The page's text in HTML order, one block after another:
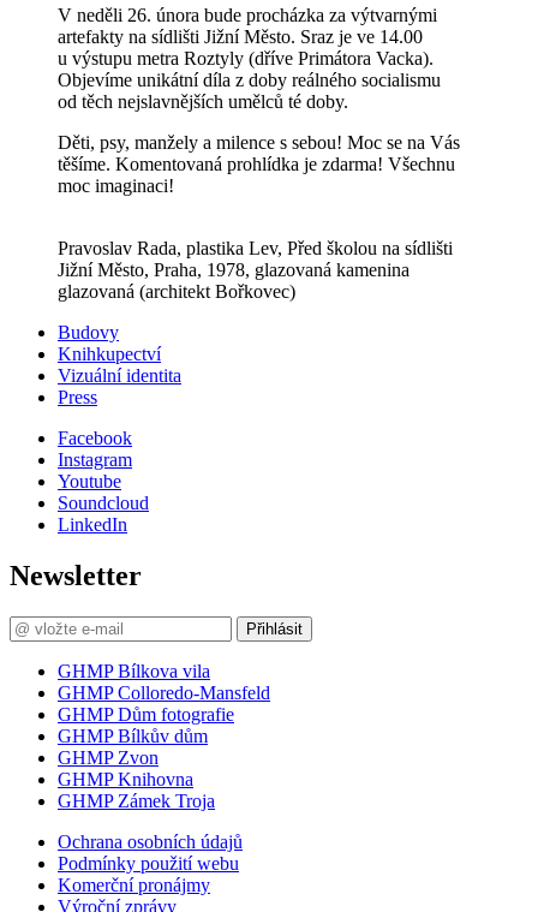
V neděli 26. února bude procházka za výtvarnými
artefakty na sídlišti Jižní Město. Sraz je ve 14.00
u výstupu metra Roztyly (dříve Primátora Vacka).
Objevíme unikátní díla z doby reálného socialismu
od těch nejslavnějších umělců té doby.
Děti, psy, manžely a milence s sebou! Moc se na Vás
těšíme. Komentovaná prohlídka je zdarma! Všechnu
moc imaginaci!
Pravoslav Rada, plastika Lev, Před školou na sídlišti
Jižní Město, Praha, 1978, glazovaná kamenina
glazovaná (architekt Bořkovec)
Budovy
Knihkupectví
Vizuální identita
Press
Facebook
Instagram
Youtube
Soundcloud
LinkedIn
Newsletter
Přihlásit
GHMP Bílkova vila
GHMP Colloredo-Mansfeld
GHMP Dům fotografie
GHMP Bílkův dům
GHMP Zvon
GHMP Knihovna
GHMP Zámek Troja
Ochrana osobních údajů
Podmínky použití webu
Komerční pronájmy
Výroční zprávy